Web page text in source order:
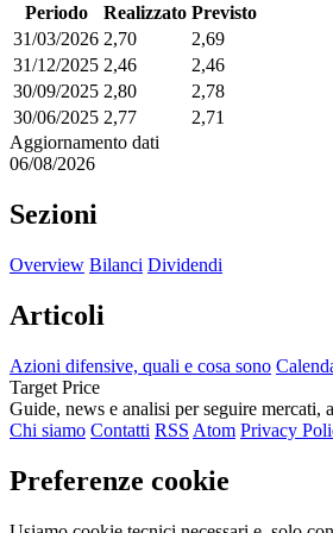
Periodo Realizzato Previsto
31/03/2026 2,70
2,69
31/12/2025 2,46
2,46
30/09/2025 2,80
2,78
30/06/2025 2,77
2,71
Aggiornamento dati
06/08/2026
Sezioni
Overview Bilanci Dividendi
Articoli
Azioni difensive, quali e cosa sono
Target Price
Guide, news e analisi per seguire mercati,
Chi siamo Contatti RSS Atom Privacy
Preferenze cookie